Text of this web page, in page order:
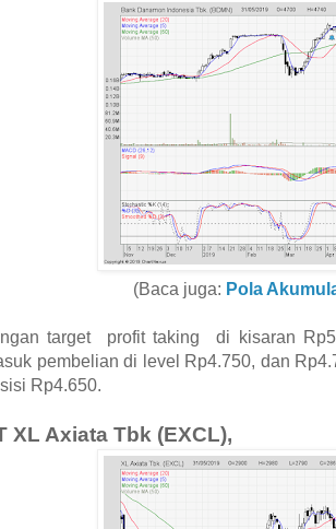
(Baca juga: Pola
target profit taking di kisaran
pembelian di level Rp4.750, dan
Rp4.650.
XL Axiata Tbk (EXCL),